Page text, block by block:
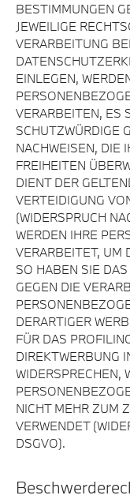
BESTIMMUNGEN
JEWEILIGE
VERARBEITUNG
EINLEGEN,
VERARBEITEN, ES
SCHUTZWÜRDIGE
NACHWEISEN, DIE
FREIHEITEN
DIENT DER
VERTEIDIGUNG
(WIDERSPRUCH
WERDEN IHRE
VERARBEITET, UM
SO HABEN SIE
GEGEN DIE
DERARTIGER
FÜR DAS
DIREKTWERBUNG
WIDERSPRECHEN,
NICHT MEHR ZUM
VERWENDET
DSGVO).